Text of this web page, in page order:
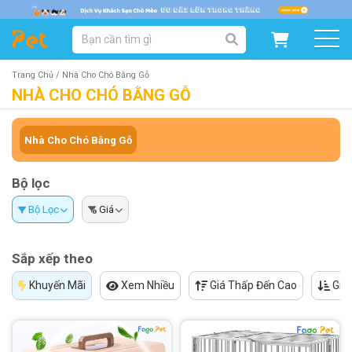
DANH MỤC SẢN PHẨM
SẢN PHẨM DÀNH CHO MÈO
SẨN PHẨM THEO THƯƠNG HIỆU
Trang Chủ / Nhà Cho Chó Bằng Gỗ
NHÀ CHO CHÓ BẰNG GỖ
Nhà Cho Chó Bằng Gỗ
Bộ lọc
Bộ Lọc Giá
Sắp xếp theo
Khuyến Mãi Xem Nhiều Giá Thấp Đến Cao Giá